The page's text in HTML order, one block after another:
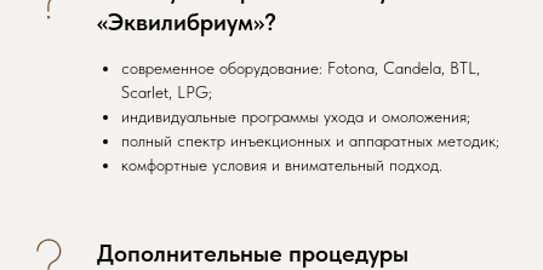
«Эквилибриум»?
современное оборудование: Fotona, Candela, BTL,
Scarlet, LPG;
индивидуальные программы ухода и омоложения;
полный спектр инъекционных и аппаратных методик;
комфортные условия и внимательный подход.
Дополнительные процедуры